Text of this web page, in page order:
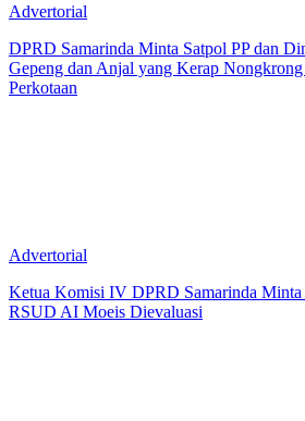
Advertorial
DPRD Samarinda Minta Satpol PP dan
Gepeng dan Anjal yang Kerap
Perkotaan
Advertorial
Ketua Komisi IV DPRD Samarinda Minta
RSUD AI Moeis Dievaluasi